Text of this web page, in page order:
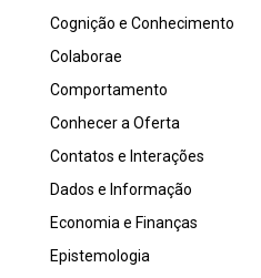
Cognição e Conhecimento
Colaborae
Comportamento
Conhecer a Oferta
Contatos e Interações
Dados e Informação
Economia e Finanças
Epistemologia